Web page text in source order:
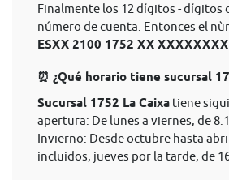
Finalmente los 12 dígitos - dígitos
número de cuenta. Entonces el
ESXX 2100 1752 XX
⏰ ¿Qué horario tiene sucursal
Sucursal 1752 La Caixa tiene
apertura: De lunes a viernes, de
Invierno: Desde octubre hasta
incluidos, jueves por la tarde, de